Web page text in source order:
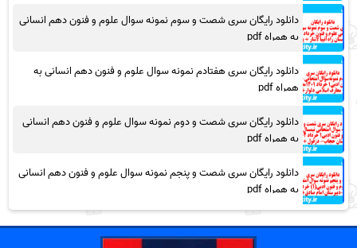
دانلود رایگان سری شصت و سوم نمونه سوال علوم و فنون دهم انسانی
به همراه pdf
دانلود رایگان سری هفتادم نمونه سوال علوم و فنون دهم انسانی به
همراه pdf
دانلود رایگان سری شصت و دوم نمونه سوال علوم و فنون دهم انسانی
به همراه pdf
دانلود رایگان سری شصت و پنجم نمونه سوال علوم و فنون دهم انسانی
به همراه pdf